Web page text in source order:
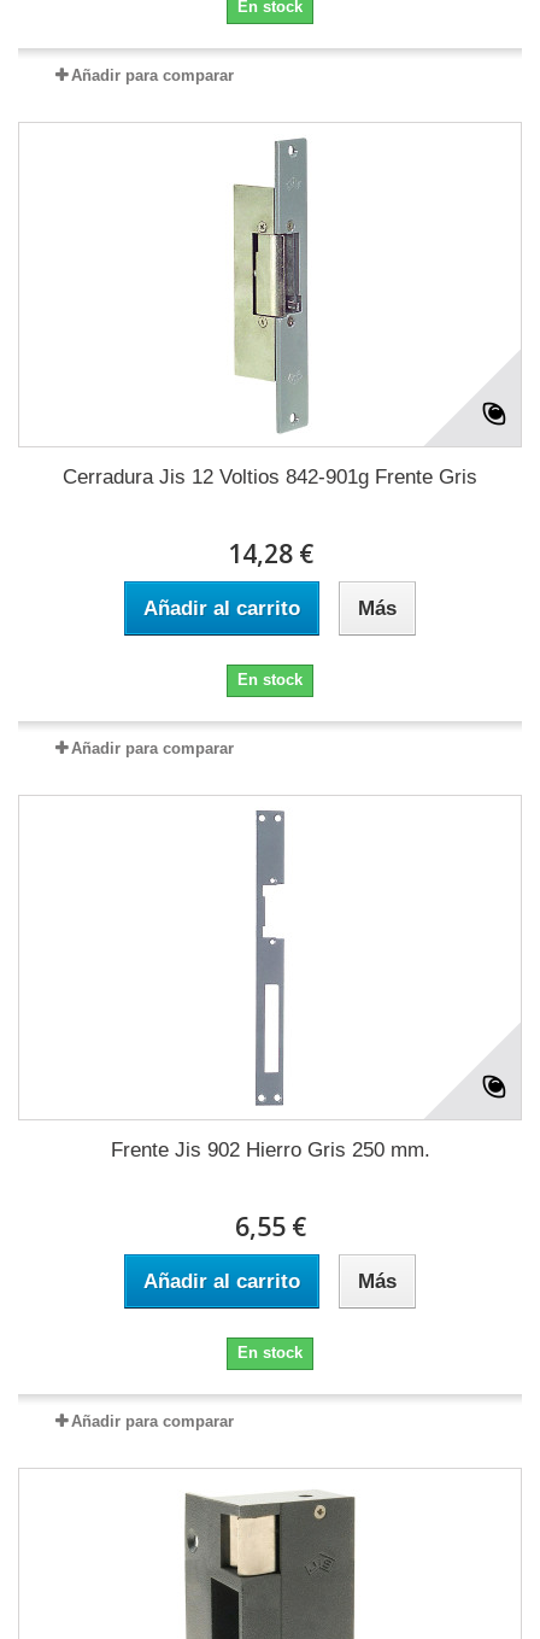
En stock
Añadir para comparar
Cerradura Jis 12 Voltios 842-901g Frente Gris
14,28 €
Añadir al carrito Más
En stock
Añadir para comparar
Frente Jis 902 Hierro Gris 250 mm.
6,55 €
Añadir al carrito Más
En stock
Añadir para comparar